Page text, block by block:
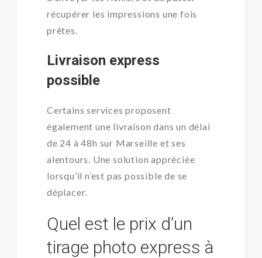
récupérer les impressions une fois
prêtes.
Livraison express
possible
Certains services proposent
également une livraison dans un délai
de 24 à 48h sur Marseille et ses
alentours. Une solution appréciée
lorsqu’il n’est pas possible de se
déplacer.
Quel est le prix d’un
tirage photo express à